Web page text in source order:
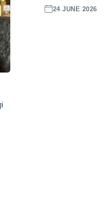
24 JUNE 2026